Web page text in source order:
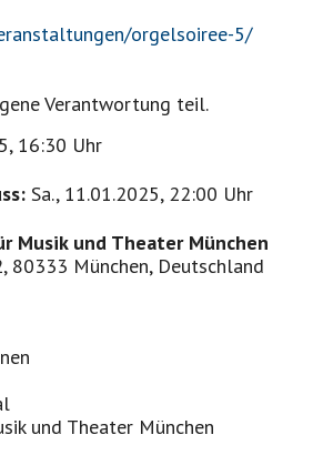
orgelsoiree-5/
Verantwortung teil.
16:30 Uhr
Sa., 11.01.2025, 22:00 Uhr
Musik und Theater München
80333 München, Deutschland
und Theater München